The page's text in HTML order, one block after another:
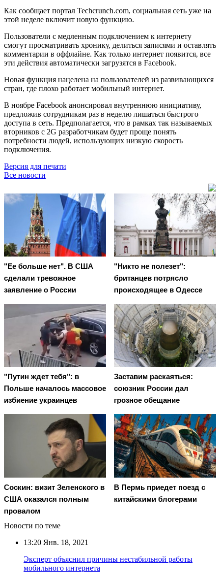
Как сообщает портал Techcrunch.com, социальная сеть уже на
этой неделе включит новую функцию.
Пользователи с медленным подключением к интернету
смогут просматривать хронику, делиться записями и оставлять
комментарии в оффлайне. Как только интернет появится, все
эти действия автоматически загрузятся в Facebook.
Новая функция нацелена на пользователей из развивающихся
стран, где плохо работает мобильный интернет.
В ноябре Facebook анонсировал внутреннюю инициативу,
предложив сотрудникам раз в неделю лишаться быстрого
доступа в сеть. Предполагается, что в рамках так называемых
вторников с 2G разработчикам будет проще понять
потребности людей, использующих низкую скорость
подключения.
Версия для печати
Все новости
"Ее больше нет". В США
сделали тревожное
заявление о России
"Никто не полезет":
британцев потрясло
происходящее в Одессе
"Путин ждет тебя": в
Польше началось массовое
избиение украинцев
Заставим раскаяться:
союзник России дал
грозное обещание
Соскин: визит Зеленского в
США оказался полным
провалом
В Пермь приедет поезд с
китайскими блогерами
Новости по теме
13:20 Янв. 18, 2021
Эксперт объяснил причины нестабильной работы
мобильного интернета